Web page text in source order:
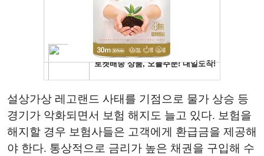
설상가상 레고랜드 사태를 기점으로 물가 상승 등
경기가 악화되면서 보험 해지도 늘고 있다. 보험을
해지할 경우 보험사들은 고객에게 환급금을 제공해
야 한다. 통상적으로 금리가 높은 채권을 구입해 수